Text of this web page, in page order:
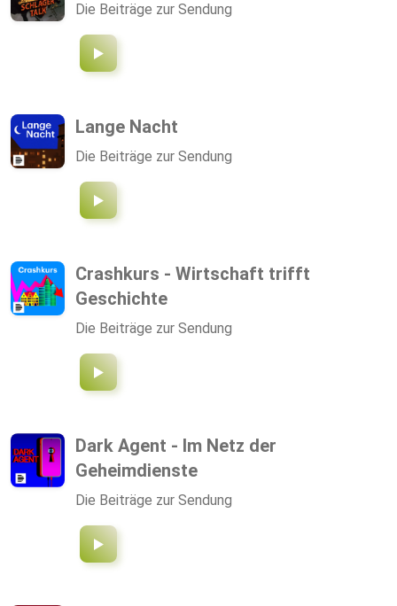
Die Beiträge zur Sendung
Lange Nacht
Die Beiträge zur Sendung
Crashkurs - Wirtschaft trifft
Geschichte
Die Beiträge zur Sendung
Dark Agent - Im Netz der
Geheimdienste
Die Beiträge zur Sendung